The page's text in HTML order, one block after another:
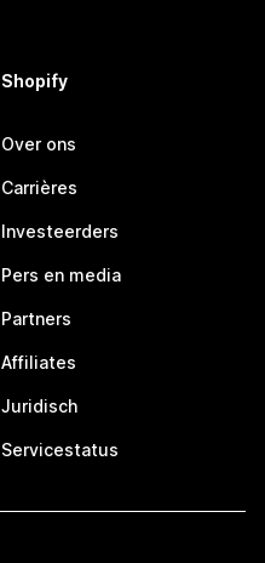
Shopify
Over ons
Carrières
Investeerders
Pers en media
Partners
Affiliates
Juridisch
Servicestatus